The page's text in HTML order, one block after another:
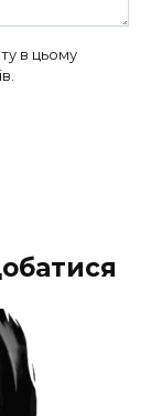
в цьому